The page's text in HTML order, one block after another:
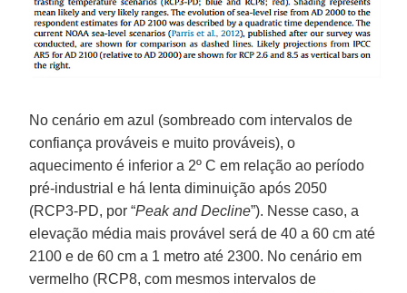
No cenário em azul (sombreado com intervalos de
confiança prováveis e muito prováveis), o
aquecimento é inferior a 2º C em relação ao período
pré-industrial e há lenta diminuição após 2050
(RCP3-PD, por “Peak and Decline”). Nesse caso, a
elevação média mais provável será de 40 a 60 cm até
2100 e de 60 cm a 1 metro até 2300. No cenário em
vermelho (RCP8, com mesmos intervalos de